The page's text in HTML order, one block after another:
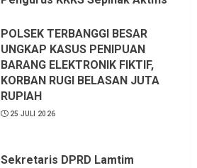
Sangat menantang Aturan dan
Dapat saya pastikan penuh Unsur
KKN, dan Unsur Politik.
6 AGUSTUS 2026
POLSEK TERBANGGI BESAR
UNGKAP KASUS PENIPUAN
BARANG ELEKTRONIK FIKTIF,
KORBAN RUGI BELASAN JUTA
RUPIAH
25 JULI 2026
Sekretaris DPRD Lamtim